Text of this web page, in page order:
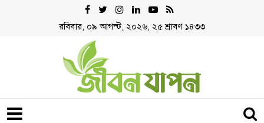
রবিবার, ০৯ আগস্ট, ২০২৬, ২৫ শ্রাবণ ১৪৩৩